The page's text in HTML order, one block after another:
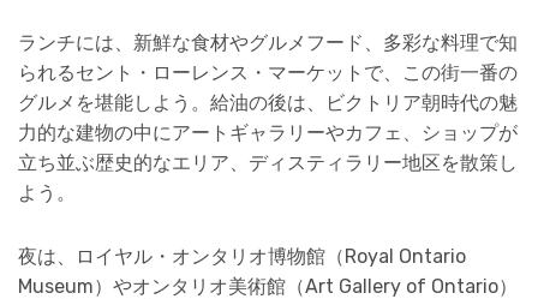
ランチには、新鮮な食材やグルメフード、多彩な料理で知
られるセント・ローレンス・マーケットで、この街一番の
グルメを堪能しよう。給油の後は、ビクトリア朝時代の魅
力的な建物の中にアートギャラリーやカフェ、ショップが
立ち並ぶ歴史的なエリア、ディスティラリー地区を散策し
よう。
夜は、ロイヤル・オンタリオ博物館（Royal Ontario
Museum）やオンタリオ美術館（Art Gallery of Ontario）